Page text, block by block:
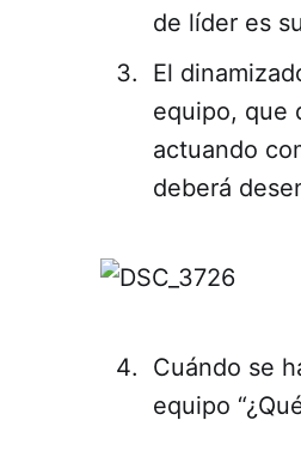
de líder es
El
equipo, que
actuando
deberá
Cuándo se
equipo